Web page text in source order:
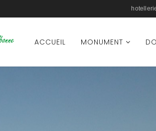
ACCUEIL MONUMENT